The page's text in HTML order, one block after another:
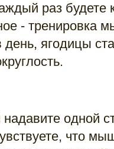
раз будете
- тренировка
день, ягодицы
одной
что